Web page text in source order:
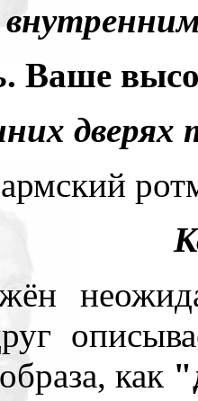
. Ваше
дверях
как